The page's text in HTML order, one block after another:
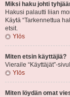
Miksi haku johti
Hakusi palautti liian
Käytä “Tarkennettua
etsit.
Ylös
Miten etsin käyttäjiä?
Vieraile “Käyttäjät”-
Ylös
Miten löydän omat